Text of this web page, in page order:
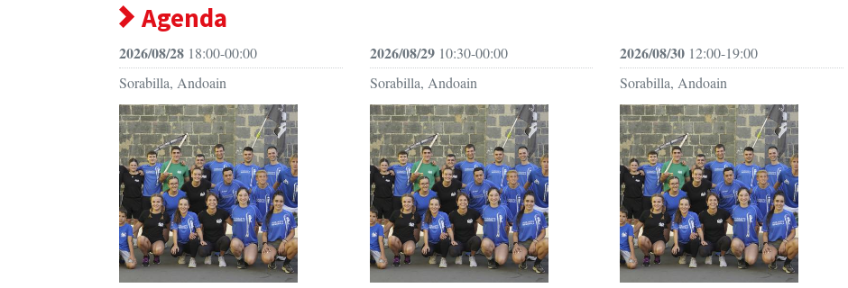
Agenda
2026/08/28 18:00-00:00
Sorabilla, Andoain
2026/08/2910:30-00:00
Sorabilla, Andoain
2026/08/30 12:00-19:00
Sorabilla, Andoain